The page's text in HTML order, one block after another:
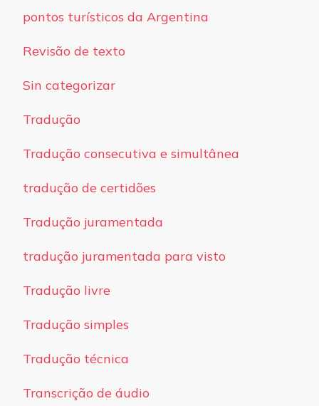
pontos turísticos da Argentina
Revisão de texto
Sin categorizar
Tradução
Tradução consecutiva e simultânea
tradução de certidões
Tradução juramentada
tradução juramentada para visto
Tradução livre
Tradução simples
Tradução técnica
Transcrição de áudio